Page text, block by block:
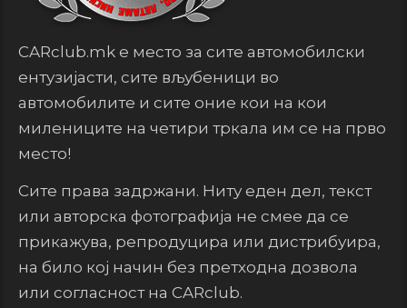
CARclub.mk е место за сите автомобилски
ентузијасти, сите вљубеници во
автомобилите и сите оние кои на кои
милениците на четири тркала им се на прво
место!
Сите права задржани. Ниту еден дел, текст
или авторска фотографија не смее да се
прикажува, репродуцира или дистрибуира,
на било кој начин без претходна дозвола
или согласност на CARclub.